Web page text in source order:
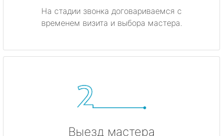
На стадии звонка договариваемся с
временем визита и выбора мастера.
Выезд мастера